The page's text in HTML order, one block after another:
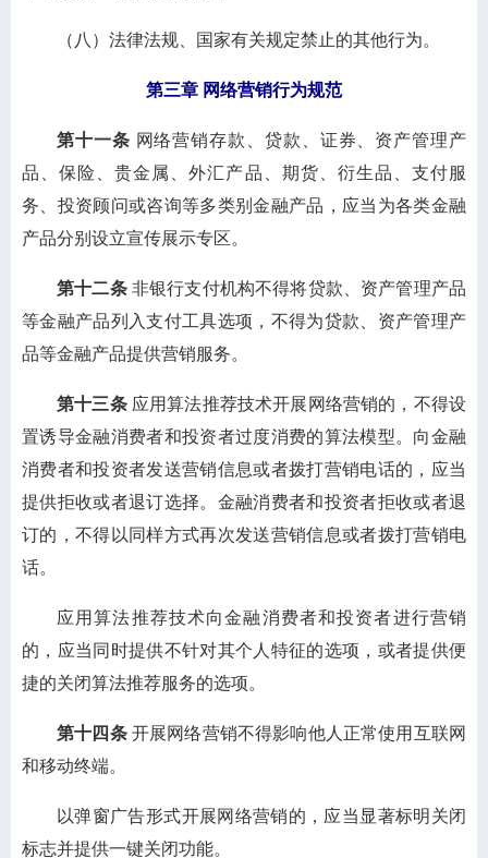
（八）法律法规、国家有关规定禁止的其他行为。
第三章 网络营销行为规范
第十一条 网络营销存款、贷款、证券、资产管理产
品、保险、贵金属、外汇产品、期货、衍生品、支付服
务、投资顾问或咨询等多类别金融产品，应当为各类金融
产品分别设立宣传展示专区。
第十二条非银行支付机构不得将贷款、资产管理产品
等金融产品列入支付工具选项，不得为贷款、资产管理产
品等金融产品提供营销服务。
第十三条应用算法推荐技术开展网络营销的，不得设
置诱导金融消费者和投资者过度消费的算法模型。向金融
消费者和投资者发送营销信息或者拨打营销电话的，应当
提供拒收或者退订选择。金融消费者和投资者拒收或者退
订的，不得以同样方式再次发送营销信息或者拨打营销电
话。
应用算法推荐技术向金融消费者和投资者进行营销
的，应当同时提供不针对其个人特征的选项，或者提供便
捷的关闭算法推荐服务的选项。
第十四条开展网络营销不得影响他人正常使用互联网
和移动终端。
以弹窗广告形式开展网络营销的，应当显著标明关闭
标志并提供一键关闭功能。